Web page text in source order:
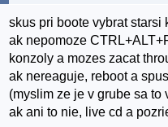
skus pri boote vybrat starsi
ak nepomoze
konzoly a mozes zacat
ak nereaguje, reboot a
(myslim ze je v grube sa to
ak ani to nie, live cd a